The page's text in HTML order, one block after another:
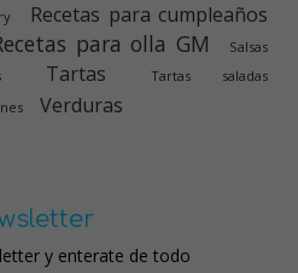
Recetas para cumpleaños
para olla GM
Salsas
Tartas Tartas saladas
Verduras
y enterate de todo